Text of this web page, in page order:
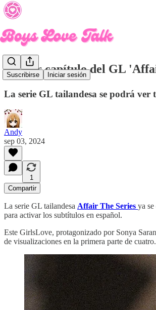
Suscribirse Iniciar sesión
Primer capítulo del GL
La serie GL tailandesa se podrá
Andy
sep 03, 2024
1
Compartir
La serie GL tailandesa Affair The Series ya
para activar los subtítulos en español.
Este GirlsLove, protagonizado por Sonya
de visualizaciones en la primera parte de cuatro.